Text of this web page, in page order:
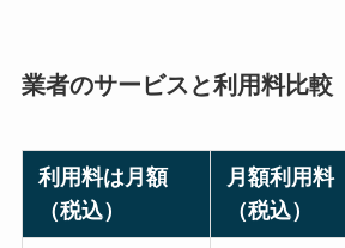
業者のサービスと利用料比較
利用料は月額
（税込）
月額利用料
（税込）